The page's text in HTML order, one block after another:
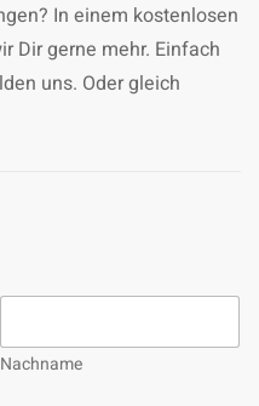
In einem kostenlosen
Dir gerne mehr. Einfach
uns. Oder gleich
Nachname